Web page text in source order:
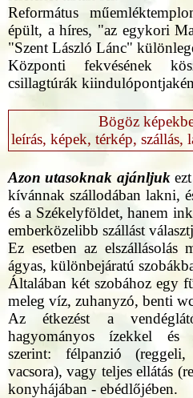
Református
épült, a híres, "az egykori
"Szent László Lánc"
Központi fekvésének
csillagtúrák
Bögöz
leírás, képek, térkép, szállás,
Azon utasoknak ajánljukezt
kívánnak szállodában lakni,
és a Székelyföldet, hanem
emberközelibb szállást
Ez esetben az elszállásolás
ágyas, különbejáratú
Általában két szobához egy
meleg víz, zuhanyzó, benti
Az étkezést a
hagyományos ízekkel és
szerint: félpanzió
vacsora), vagy teljes ellátás
konyhájában - ebédlőjében.